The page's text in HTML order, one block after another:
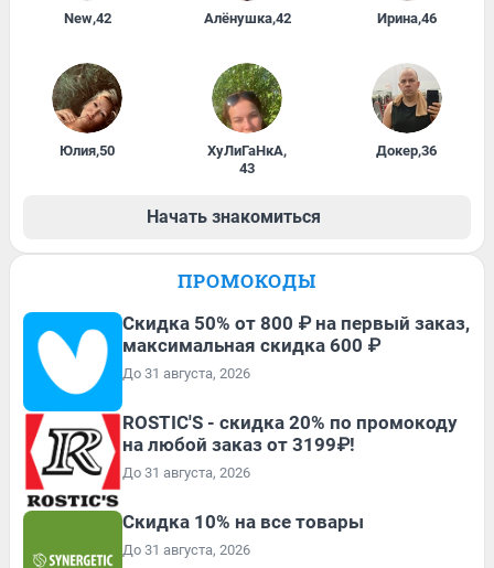
New,42 Алёнушка,42 Ирина,46
Юлия,50 ХуЛиГаНкА,
43
Докер,36
Начать знакомиться
ПРОМОКОДЫ
Скидка 50% от 800 ₽ на первый заказ,
максимальная скидка 600 ₽
До 31 августа, 2026
ROSTIC'S - скидка 20% по промокоду
на любой заказ от 3199₽!
До 31 августа, 2026
Скидка 10% на все товары
До 31 августа, 2026